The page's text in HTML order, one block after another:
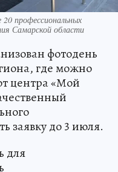
профессиональных
Самарской области
фотодень
где можно
центра «Мой
заявку до 3 июля.
для